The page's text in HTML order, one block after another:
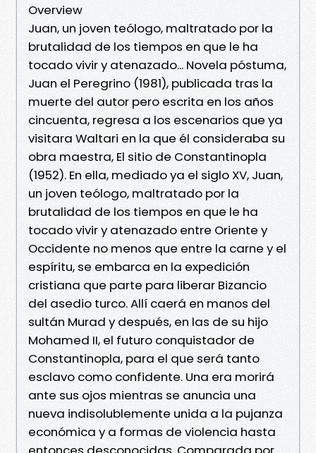
Overview
Juan, un joven teólogo, maltratado por la
brutalidad de los tiempos en que le ha
tocado vivir y atenazado... Novela póstuma,
Juan el Peregrino (1981), publicada tras la
muerte del autor pero escrita en los años
cincuenta, regresa a los escenarios que ya
visitara Waltari en la que él consideraba su
obra maestra, El sitio de Constantinopla
(1952). En ella, mediado ya el siglo XV, Juan,
un joven teólogo, maltratado por la
brutalidad de los tiempos en que le ha
tocado vivir y atenazado entre Oriente y
Occidente no menos que entre la carne y el
espíritu, se embarca en la expedición
cristiana que parte para liberar Bizancio
del asedio turco. Allí caerá en manos del
sultán Murad y después, en las de su hijo
Mohamed II, el futuro conquistador de
Constantinopla, para el que será tanto
esclavo como confidente. Una era morirá
ante sus ojos mientras se anuncia una
nueva indisolublemente unida a la pujanza
económica y a formas de violencia hasta